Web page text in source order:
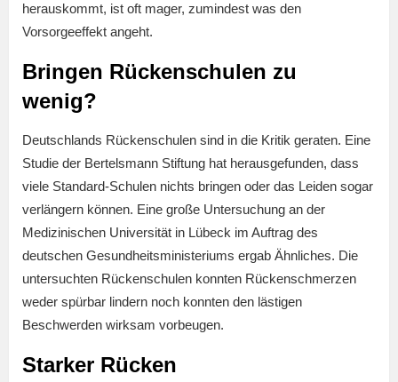
herauskommt, ist oft mager, zumindest was den
Vorsorgeeffekt angeht.
Bringen Rückenschulen zu
wenig?
Deutschlands Rückenschulen sind in die Kritik geraten. Eine
Studie der Bertelsmann Stiftung hat herausgefunden, dass
viele Standard-Schulen nichts bringen oder das Leiden sogar
verlängern können. Eine große Untersuchung an der
Medizinischen Universität in Lübeck im Auftrag des
deutschen Gesundheitsministeriums ergab Ähnliches. Die
untersuchten Rückenschulen konnten Rückenschmerzen
weder spürbar lindern noch konnten den lästigen
Beschwerden wirksam vorbeugen.
Starker Rücken